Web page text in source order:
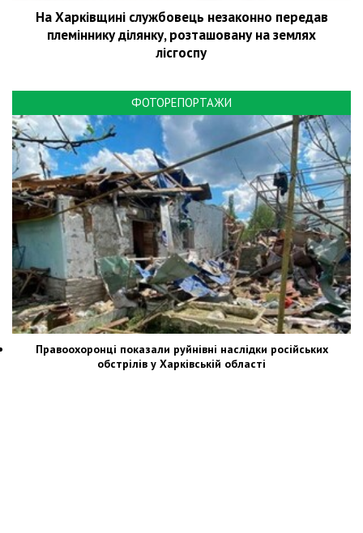
На Харківщині службовець незаконно передав
племіннику ділянку, розташовану на землях
лісгоспу
ФОТОРЕПОРТАЖИ
Правоохоронці показали руйнівні наслідки російських
обстрілів у Харківській області